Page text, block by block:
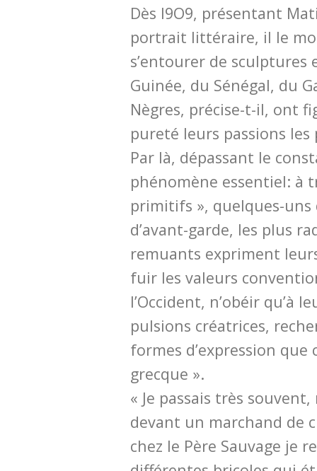
Dès I9O9, présentant
portrait littéraire, il le
s’entourer de sculptures
Guinée, du Sénégal, du
Nègres, précise-t-il, ont
pureté leurs passions les
Par là, dépassant le
phénomène essentiel: à
primitifs », quelques-uns
d’avant-garde, les plus
remuants expriment
fuir les valeurs
l’Occident, n’obéir qu’à
pulsions créatrices,
formes d’expression que
grecque ».
« Je passais très
devant un marchand de
chez le Père Sauvage je